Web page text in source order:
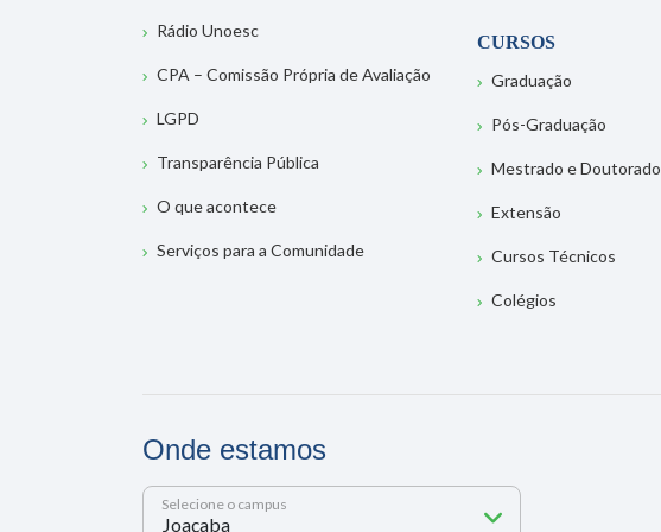
Rádio Unoesc
CPA – Comissão Própria de Avaliação
LGPD
Transparência Pública
O que acontece
Serviços para a Comunidade
CURSOS
Graduação
Pós-Graduação
Mestrado e Doutorado
Extensão
Cursos Técnicos
Colégios
Onde estamos
Selecione o campus